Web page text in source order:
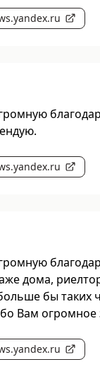
дома,
бы таких
Вам огромное